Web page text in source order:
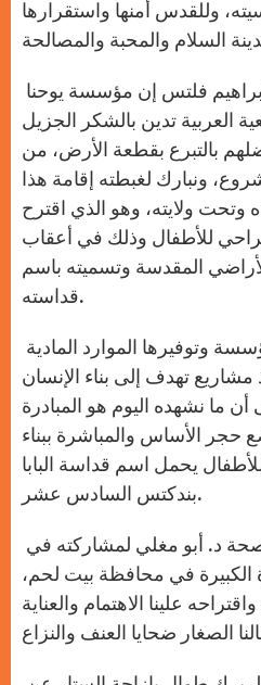
وللقدس أمنها واستقرارها
العربية تدين بالشكر الجزيل
بالتبرع بقطعة الأرض، من
ونبارك لغبطته إقامة هذا
ولايته، وهو الذي اقترح
للأطفال وذلك في أعقاب
المقدسة وتسميته باسم
قداسته.
مشاريع تهدف إلى بناء الإنسان
ما نشهده اليوم هو المبادرة
حجر الأساس والمباشرة ببناء
يحمل اسم قداسة البابا
بندكتس السادس عشر.
الكبيرة في محافظة بيت لحم،
علينا الاهتمام والعناية